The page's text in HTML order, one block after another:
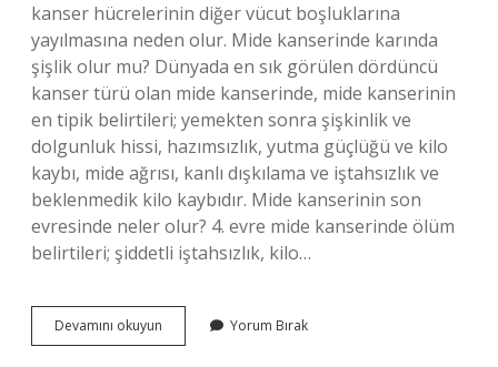
kanser hücrelerinin diğer vücut boşluklarına
yayılmasına neden olur. Mide kanserinde karında
şişlik olur mu? Dünyada en sık görülen dördüncü
kanser türü olan mide kanserinde, mide kanserinin
en tipik belirtileri; yemekten sonra şişkinlik ve
dolgunluk hissi, hazımsızlık, yutma güçlüğü ve kilo
kaybı, mide ağrısı, kanlı dışkılama ve iştahsızlık ve
beklenmedik kilo kaybıdır. Mide kanserinin son
evresinde neler olur? 4. evre mide kanserinde ölüm
belirtileri; şiddetli iştahsızlık, kilo…
Devamını okuyun
Kanserinde
Yorum Bırak